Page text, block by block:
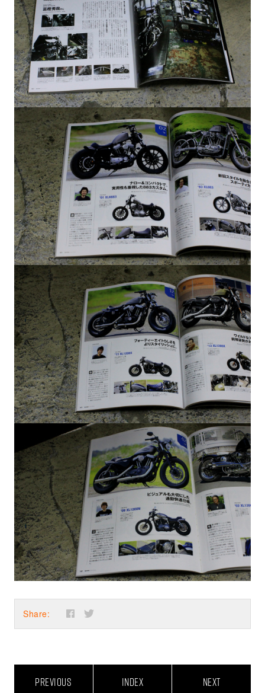
Share:
PREVIOUS INDEX NEXT